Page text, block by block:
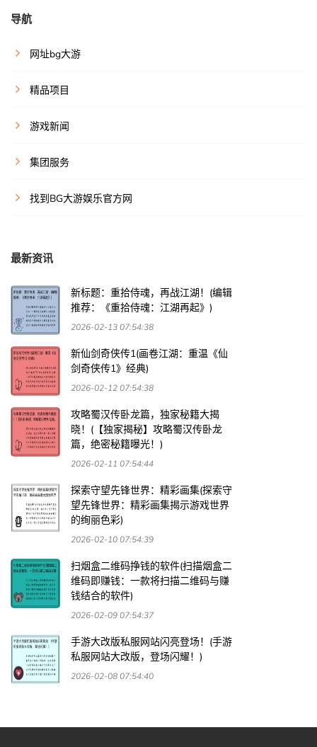
导航
网址bg大游
精品项目
游戏新闻
集团服务
找到BG大游娱乐官方网
最新资讯
新标题：重拾侍魂，再战江湖！(编辑
推荐：《重拾侍魂：江湖再起》)
2026-02-13 07:54:38
新仙剑奇侠传1(画卷江湖：重温《仙
剑奇侠传1》经典)
2026-02-12 07:54:38
攻略蜀汉传卧龙篇，独家秘籍大揭
晓！(【独家揭秘】攻略蜀汉传卧龙
篇，绝密秘籍曝光！)
2026-02-11 07:54:44
探索守望先锋世界：精彩画集(探索守
望先锋世界：精彩画集揭示游戏世界
的绚丽色彩)
2026-02-10 07:54:39
扫烟盒二维码挣钱的软件(扫描烟盒二
维码即赚钱：一款将扫描二维码与赚
钱结合的软件)
2026-02-09 07:54:37
手游大改版私服网站闪亮登场！(手游
私服网站大改版，登场闪耀！)
2026-02-08 07:54:40